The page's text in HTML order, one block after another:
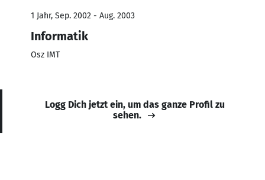
1 Jahr, Sep. 2002 - Aug. 2003
Informatik
Osz IMT
Logg Dich jetzt ein, um das ganze Profil zu
sehen.